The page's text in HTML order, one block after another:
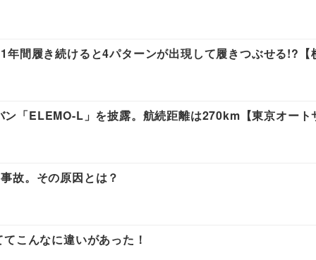
年間履き続けると4パターンが出現して履きつぶせる!?【
「ELEMO-L」を披露。航続距離は270km【東京オート
故。その原因とは？
こんなに違いがあった！